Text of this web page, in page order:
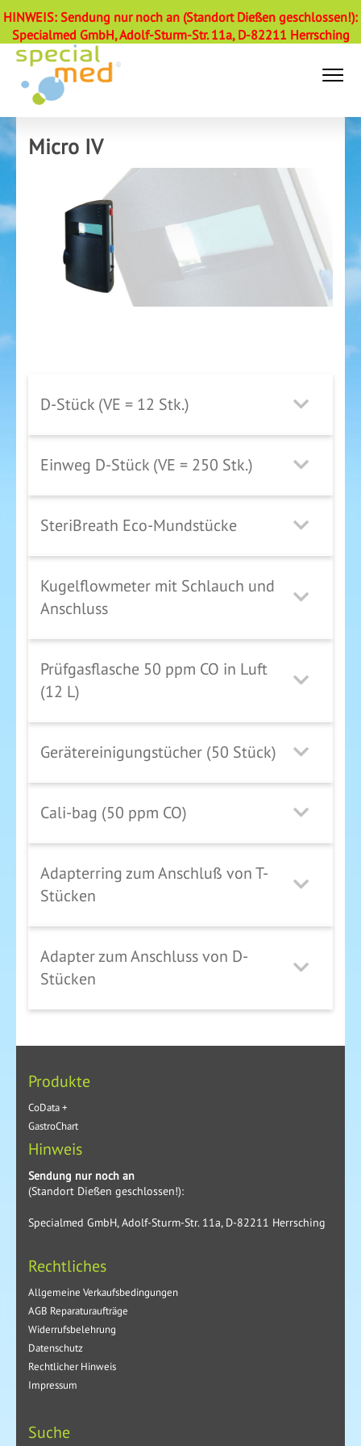
Micro IV
D-Stück (VE = 12 Stk.)
Einweg D-Stück (VE = 250 Stk.)
SteriBreath Eco-Mundstücke
Kugelflowmeter mit Schlauch und
Anschluss
Prüfgasflasche 50 ppm CO in Luft
(12 L)
Gerätereinigungstücher (50 Stück)
Cali-bag (50 ppm CO)
Adapterring zum Anschluß von T-
Stücken
Adapter zum Anschluss von D-
Stücken
Produkte
CoData +
GastroChart
Hinweis
Sendung nur noch an
(Standort Dießen geschlossen!):
Specialmed GmbH, Adolf-Sturm-Str. 11a, D-82211 Herrsching
Rechtliches
Allgemeine Verkaufsbedingungen
AGB Reparaturaufträge
Widerrufsbelehrung
Datenschutz
Rechtlicher Hinweis
Impressum
Suche
HINWEIS: Sendung nur noch an (Standort Dießen geschlossen!):
Specialmed GmbH, Adolf-Sturm-Str. 11a, D-82211 Herrsching